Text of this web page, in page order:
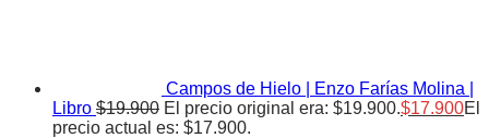
Campos de Hielo | Enzo Farías Molina |
Libro $19.900 El precio original era: $19.900.$17.900El
precio actual es: $17.900.